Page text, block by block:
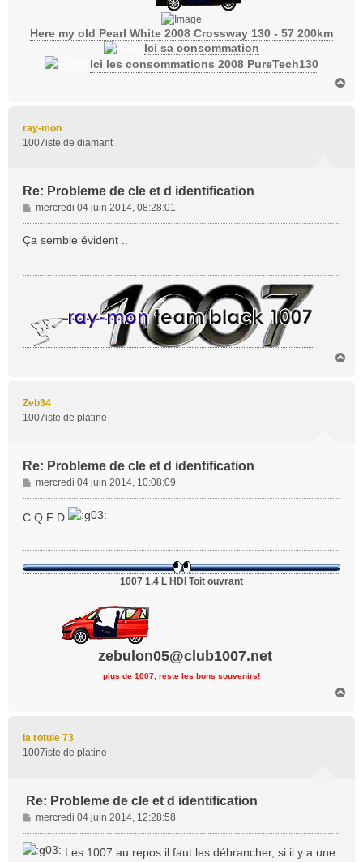
Here my old Pearl White 2008 Crossway 130 - 57 200km
Ici sa consommation
Ici les consommations 2008 PureTech130
ray-mon
1007iste de diamant
Re: Probleme de cle et d identification
M
e
s
mercredi 04 juin 2014, 08:28:01
Ça semble évident ..
Zeb34
1007iste de platine
Re: Probleme de cle et d identification
M
e
s
e
mercredi 04 juin 2014, 10:08:09
C Q F D
1007 1.4 L HDI Toit ouvrant
zebulon05@club1007.net
plus de 1007, reste les bons souvenirs!
la rotule 73
1007iste de platine
Re: Probleme de cle et d identification
M
e
s
mercredi 04 juin 2014, 12:28:58
Les 1007 au repos il faut les débrancher, si il y a une